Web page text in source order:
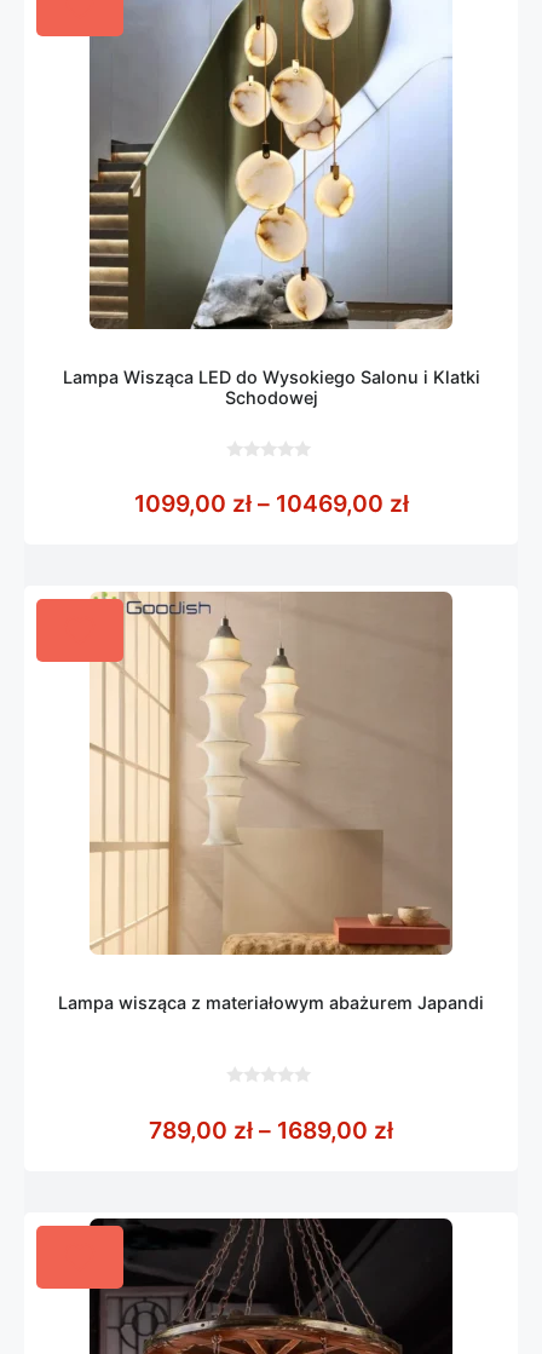
Lampa Wisząca LED do Wysokiego Salonu i Klatki
Schodowej
5
1099,00 zł – 10469,00 złZakres
Lampa wisząca z materiałowym abażurem Japandi
5
789,00 zł – 1689,00 złZakres cen: